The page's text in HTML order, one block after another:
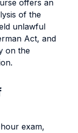
offers an
of the
unlawful
Act, and
on the
exam,